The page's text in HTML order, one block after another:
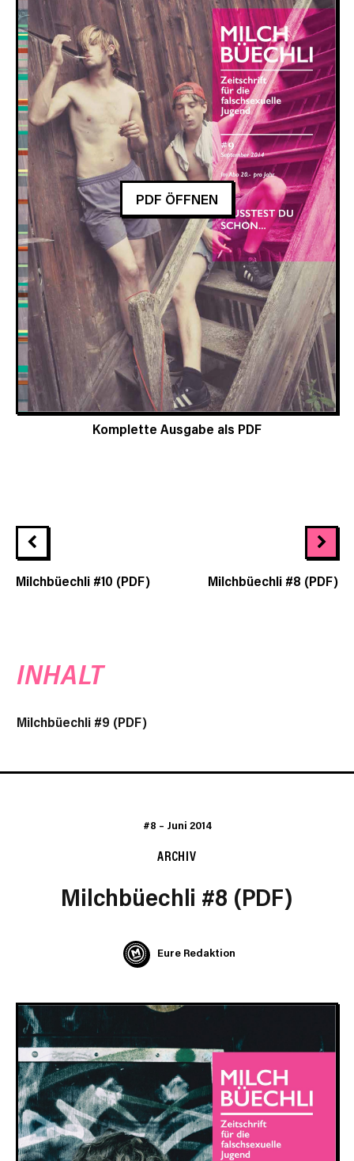
PDF ÖFFNEN
Komplette Ausgabe als PDF
Milchbüechli #10 (PDF) Milchbüechli #8 (PDF)
INHALT
Milchbüechli #9 (PDF)
#8 – Juni 2014
ARCHIV
Milchbüechli #8 (PDF)
Eure Redaktion